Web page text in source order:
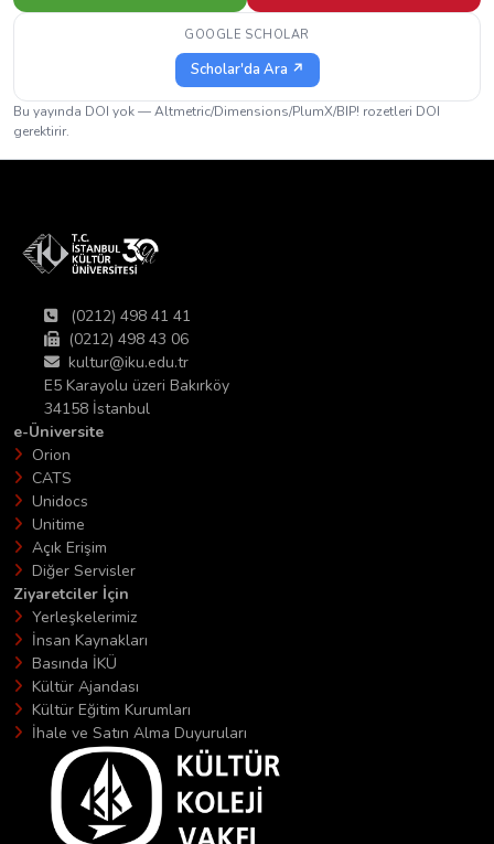
GOOGLE SCHOLAR
Scholar'da Ara ↗
Bu yayında DOI yok — Altmetric/Dimensions/PlumX/BIP! rozetleri DOI
gerektirir.
(0212) 498 41 41
(0212) 498 43 06
kultur@iku.edu.tr
E5 Karayolu üzeri Bakırköy
34158 İstanbul
e-Üniversite
Orion
CATS
Unidocs
Unitime
Açık Erişim
Diğer Servisler
Ziyaretciler İçin
Yerleşkelerimiz
İnsan Kaynakları
Basında İKÜ
Kültür Ajandası
Kültür Eğitim Kurumları
İhale ve Satın Alma Duyuruları